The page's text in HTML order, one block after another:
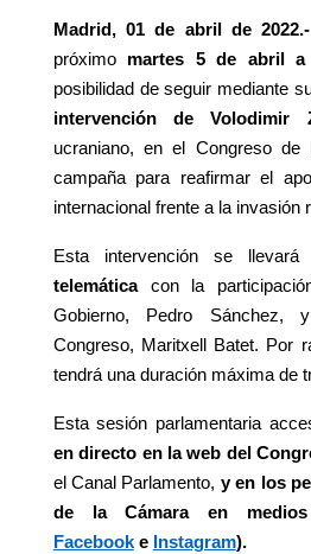
Madrid, 01 de abril de 2022.-
próximo martes 5 de abril a
posibilidad de seguir mediante
intervención de Volodimir
ucraniano, en el Congreso
campaña para reafirmar el
internacional frente a la invasión
Esta intervención se
telemáticacon la
Gobierno, Pedro Sánchez,
Congreso, Maritxell Batet. Por
tendrá una duración máxima de
Esta sesión parlamentaria
en directo en la web del
el Canal Parlamento, y en los
de la Cámara en
Facebooke Instagram).